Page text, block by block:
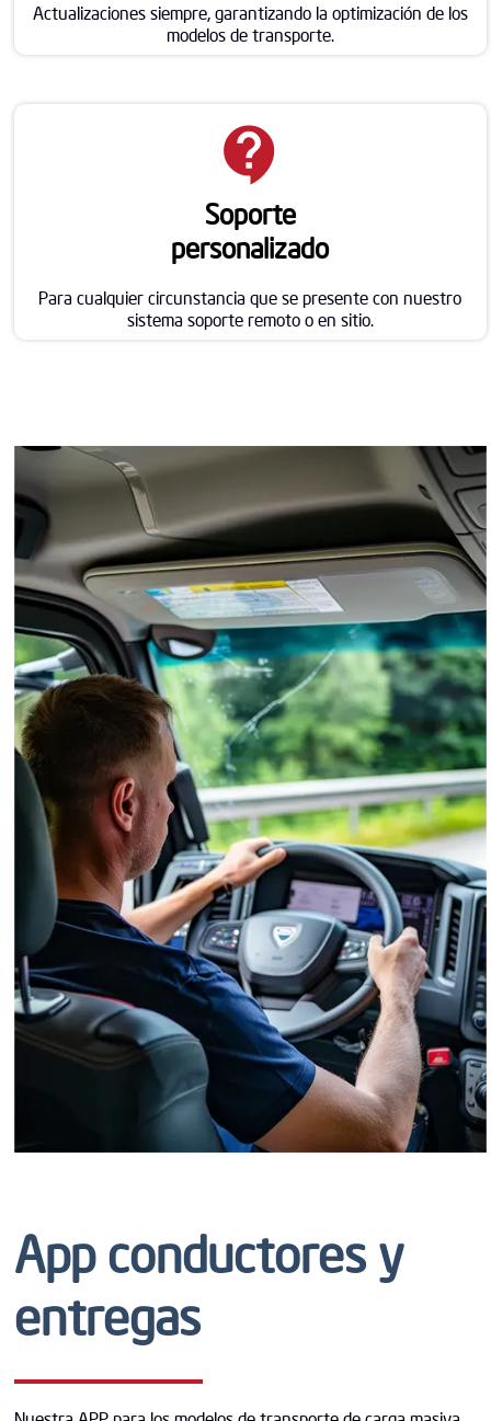
Actualizaciones siempre, garantizando la optimización de los
modelos de transporte.
contact_support
Soporte
personalizado
Para cualquier circunstancia que se presente con nuestro
sistema soporte remoto o en sitio.
App conductores y
entregas